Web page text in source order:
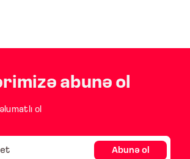
abunə ol
ol
Abunə ol